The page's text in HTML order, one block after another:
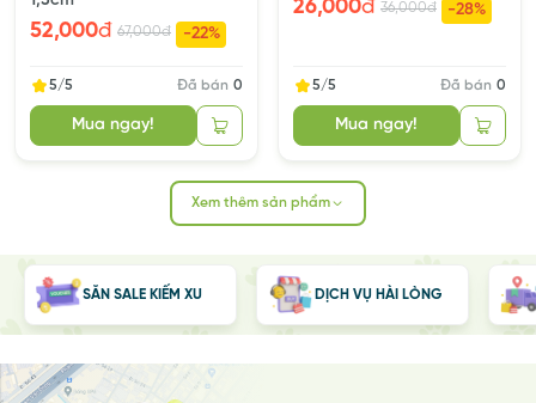
52,000đ 67,000đ -22%
5/5 Đã bán 0
Mua ngay!
26,000đ 36,000đ -28%
5/5 Đã bán 0
Mua ngay!
Xem thêm sản phẩm
SĂN SALE KIẾM XU DỊCH VỤ HÀI LÒNG